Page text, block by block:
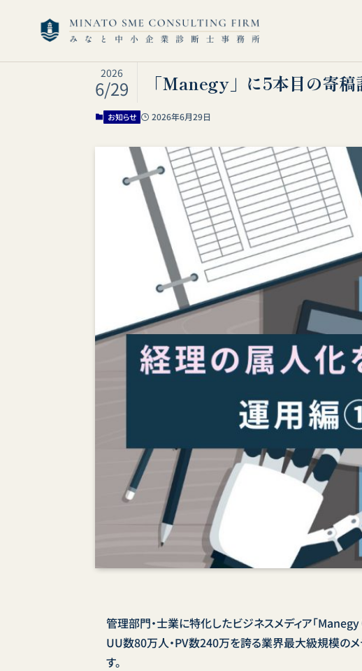
「Manegy」に5本目の寄稿
2026
6/29
お知らせ 2026年6月29日
管理部門・士業に特化したビジネスメディア「
UU数80万人・PV数240万を誇る業界最大級規模のメ
す。